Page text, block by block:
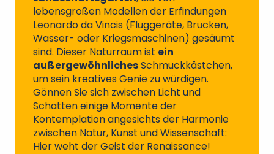
lebensgroßen Modellen der Erfindungen
Leonardo da Vincis (Fluggeräte, Brücken,
Wasser- oder Kriegsmaschinen) gesäumt
sind. Dieser Naturraum ist ein
außergewöhnlichesSchmuckkästchen,
um sein kreatives Genie zu würdigen.
Gönnen Sie sich zwischen Licht und
Schatten einige Momente der
Kontemplation angesichts der Harmonie
zwischen Natur, Kunst und Wissenschaft:
Hier weht der Geist der Renaissance!